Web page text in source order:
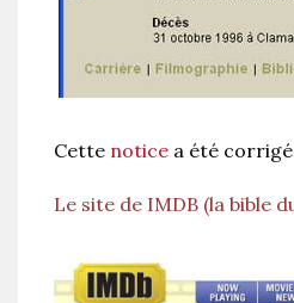
Cette notice a été corrigé
Le site de IMDB (la bible